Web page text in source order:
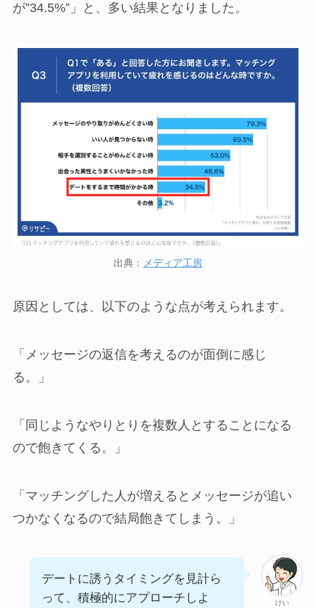
が”34.5%”」と、多い結果となりました。
出典： メディア工房
原因としては、以下のような点が考えられます。
「メッセージの返信を考えるのが面倒に感じ
る。」
「同じようなやりとりを複数人とすることになる
ので飽きてくる。」
「マッチングした人が増えるとメッセージが追い
つかなくなるので結局飽きてしまう。」
けい
デートに誘うタイミングを見計ら
って、積極的にアプローチしよ